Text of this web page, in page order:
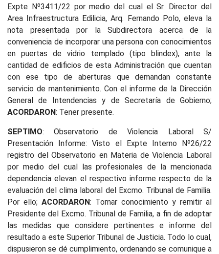
Expte Nº3411/22 por medio del cual el Sr. Director del
Area Infraestructura Edilicia, Arq. Fernando Polo, eleva la
nota presentada por la Subdirectora acerca de la
conveniencia de incorporar una persona con conocimientos
en puertas de vidrio templado (tipo blindex), ante la
cantidad de edificios de esta Administración que cuentan
con ese tipo de aberturas que demandan constante
servicio de mantenimiento. Con el informe de la Dirección
General de Intendencias y de Secretaría de Gobierno;
ACORDARON: Tener presente.
SEPTIMO: Observatorio de Violencia Laboral S/
Presentación Informe: Visto el Expte Interno Nº26/22
registro del Observatorio en Materia de Violencia Laboral
por medio del cual las profesionales de la mencionada
dependencia elevan el respectivo informe respecto de la
evaluación del clima laboral del Excmo. Tribunal de Familia.
Por ello; ACORDARON: Tomar conocimiento y remitir al
Presidente del Excmo. Tribunal de Familia, a fin de adoptar
las medidas que considere pertinentes e informe del
resultado a este Superior Tribunal de Justicia. Todo lo cual,
dispusieron se dé cumplimiento, ordenando se comunique a